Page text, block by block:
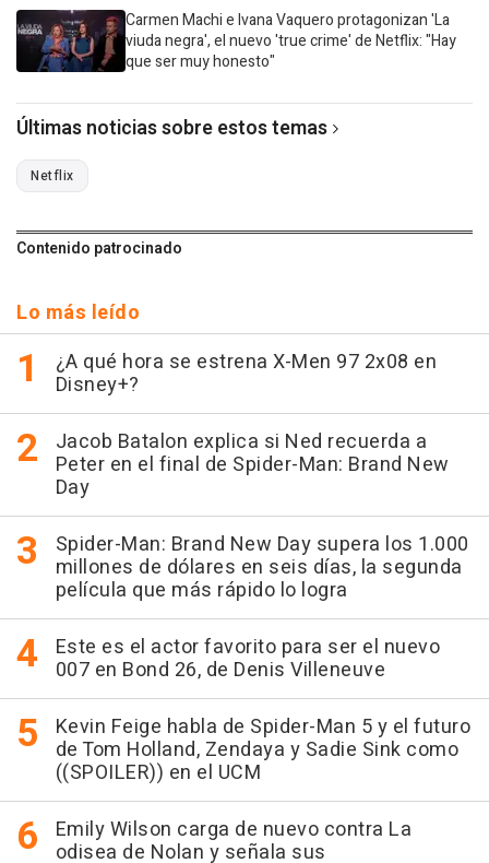
Carmen Machi e Ivana Vaquero protagonizan 'La
viuda negra', el nuevo 'true crime' de Netflix: "Hay
que ser muy honesto"
Últimas noticias sobre estos temas
Netflix
Contenido patrocinado
Lo más leído
¿A qué hora se estrena X-Men 97 2x08 en
Disney+?
Jacob Batalon explica si Ned recuerda a
Peter en el final de Spider-Man: Brand New
Day
Spider-Man: Brand New Day supera los 1.000
millones de dólares en seis días, la segunda
película que más rápido lo logra
Este es el actor favorito para ser el nuevo
007 en Bond 26, de Denis Villeneuve
Kevin Feige habla de Spider-Man 5 y el futuro
de Tom Holland, Zendaya y Sadie Sink como
((SPOILER)) en el UCM
Emily Wilson carga de nuevo contra La
odisea de Nolan y señala sus